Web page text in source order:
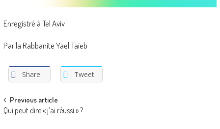
Enregistré à Tel Aviv
Par la Rabbanite Yael Taieb
Share Tweet
Post
navigation
Previous article
Qui peut dire « j’ai réussi » ?